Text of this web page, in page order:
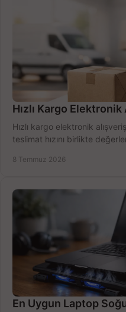
Hızlı Kargo
Hızlı kargo elektronik
teslimat hızını birlikte
8 Temmuz 2026
En Uygun Laptop